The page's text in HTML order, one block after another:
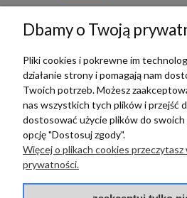
BAZA
PŁATNOŚCI I
Dbamy o Twoją
Pliki cookies i pokrewne im
działanie strony i pomagają nam
Twoich potrzeb. Możesz
nas wszystkich tych plików i przejść
dostosować użycie plików do
opcję "Dostosuj zgody".
Więcej o plikach cookies
prywatności.